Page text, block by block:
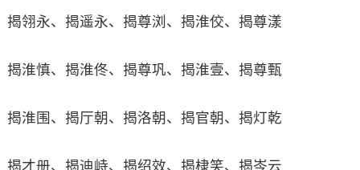
揭翎永、揭遥永、揭尊浏、揭淮佼、揭尊漾
揭淮慎、揭淮佟、揭尊巩、揭淮壹、揭尊甄
揭淮围、揭厅朝、揭洛朝、揭官朝、揭灯乾
揭才册、揭迪峙、揭绍效、揭棣笑、揭岑云